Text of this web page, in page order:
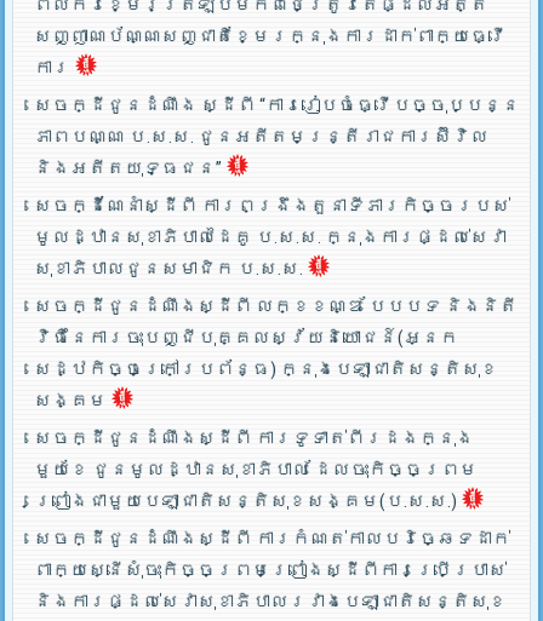
ពលករខ្មែរត្រឡប់មកពីថៃត្រូវតែផ្ដល់អត្ត
សញ្ញាណប័ណ្ណសញ្ជាតិខ្មែរក្នុងការដាក់ពាក្យធ្វើ
ការ
សេចក្ដីជូនដំណឹង ស្ដីពី “ការរៀបចំធ្វើបច្ចុប្បន្ន
ភាពបណ្ណ ប.ស.ស. ជូនអតីតមន្ត្រីរាជការស៊ីវិល
និងអតីតយុទ្ធជន”
សេចក្ដីណែនាំស្ដីពី ការពង្រឹងតួនាទីភារកិច្ចរបស់
មូលដ្ឋានសុខាភិបាលដៃគូ ប.­ស.ស. ក្នុងការផ្ដល់សេវា
សុខាភិបាលជូនសមាជិក ប.ស.ស.
សេចក្ដីជូនដំណឹងស្ដីពី លក្ខខណ្ឌ បែបបទ និងនិតី
វិធីនៃការចុះបញ្ជីបុគ្គលស្វ័យនិយោជន៍(អ្នក
សេដ្ឋកិច្ចក្រៅប្រព័ន្ធ) ក្នុងបេឡាជាតិសន្តិសុខ
សង្គម
សេចក្ដីជូនដំណឹងស្ដីពី ការទូទាត់ពីរដងក្នុង
មួយខែ ជូនមូលដ្ឋានសុខាភិបាល ដែលចុះកិច្ចព្រម
ព្រៀងជាមួយបេឡាជាតិសន្តិសុខសង្គម(ប.ស.ស.)
សេចក្ដីជូនដំណឹងស្ដីពី ការកំណត់កាលបរិច្ឆេទដាក់
ពាក្យស្នើសុំចុះកិច្ចព្រមព្រៀងស្ដីពីការប្រើប្រាស់
និងការផ្ដល់សេវាសុខាភិបាលរវាងបេឡាជាតិសន្តិសុខ